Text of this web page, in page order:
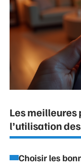
Les
l’utilisation
Choisir les